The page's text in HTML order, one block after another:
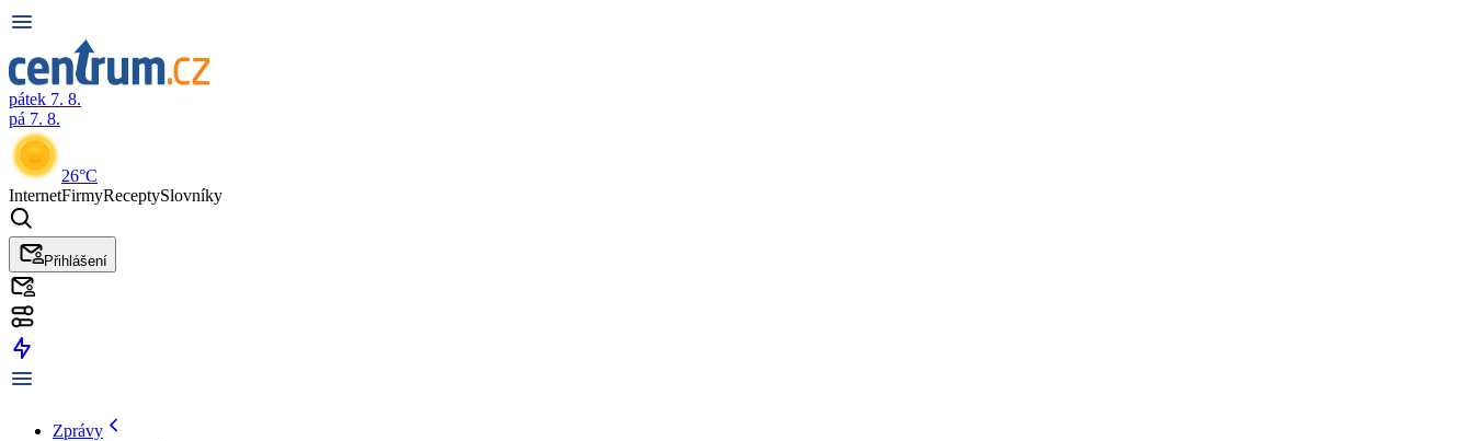
pátek 7. 8.
pá 7. 8.
26°C
InternetFirmyReceptySlovníky
Přihlášení
Zprávy